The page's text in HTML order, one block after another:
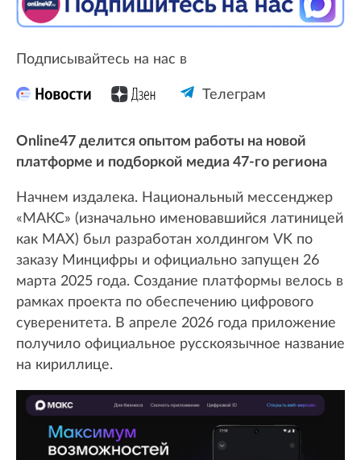
Подписывайтесь на нас в
Телеграм
Online47 делится опытом работы на новой
платформе и подборкой медиа 47-го региона
Начнем издалека. Национальный мессенджер
«МАКС» (изначально именовавшийся латиницей
как MAX) был разработан холдингом VK по
заказу Минцифры и официально запущен 26
марта 2025 года. Создание платформы велось в
рамках проекта по обеспечению цифрового
суверенитета. В апреле 2026 года приложение
получило официальное русскоязычное название
на кириллице.